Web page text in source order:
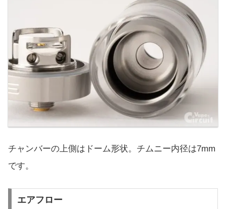
チャンバーの上側はドーム形状。チムニー内径は7mm
です。
エアフロー